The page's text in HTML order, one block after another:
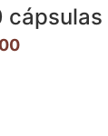
cápsulas